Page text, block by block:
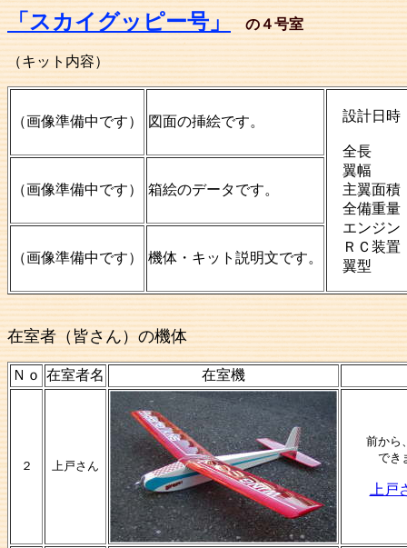
「スカイグッピー号」 の４号室
（キット内容）
（画像準備中です） 図面の挿絵です。 設計日時
全長
翼幅
主翼面積
全備重量
エンジ
ＲＣ装
翼
（画像準備中です） 箱絵のデータです。
（画像準備中です） 機体・キット説明文です。
在室者（皆さん）の機体
Ｎｏ 在室者名 在室機
２ 上戸さん
前から
でき
上